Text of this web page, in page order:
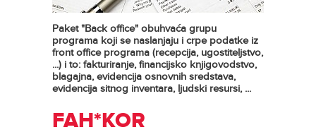
Paket "Back office" obuhvaća grupu
programa koji se naslanjaju i crpe podatke iz
front office programa (recepcija, ugostiteljstvo,
...) i to: fakturiranje, financijsko knjigovodstvo,
blagajna, evidencija osnovnih sredstava,
evidencija sitnog inventara, ljudski resursi, ...
FAH*KOR